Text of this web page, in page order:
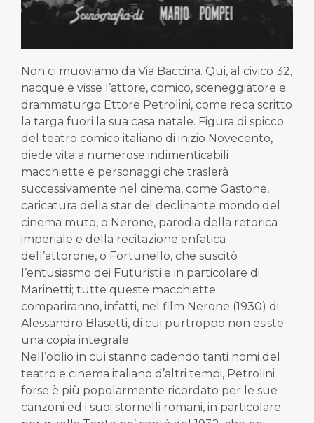
Non ci muoviamo da Via Baccina. Qui, al civico 32,
nacque e visse l’attore, comico, sceneggiatore e
drammaturgo Ettore Petrolini, come reca scritto
la targa fuori la sua casa natale. Figura di spicco
del teatro comico italiano di inizio Novecento,
diede vita a numerose indimenticabili
macchiette e personaggi che traslerà
successivamente nel cinema, come Gastone,
caricatura della star del declinante mondo del
cinema muto, o Nerone, parodia della retorica
imperiale e della recitazione enfatica
dell’attorone, o Fortunello, che suscitò
l’entusiasmo dei Futuristi e in particolare di
Marinetti; tutte queste macchiette
compariranno, infatti, nel film Nerone (1930) di
Alessandro Blasetti, di cui purtroppo non esiste
una copia integrale.
Nell’oblio in cui stanno cadendo tanti nomi del
teatro e cinema italiano d’altri tempi, Petrolini
forse è più popolarmente ricordato per le sue
canzoni ed i suoi stornelli romani, in particolare